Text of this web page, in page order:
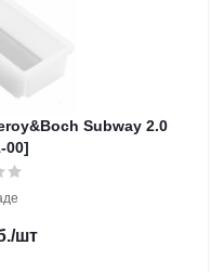
Subway 2.0
00]
/шт